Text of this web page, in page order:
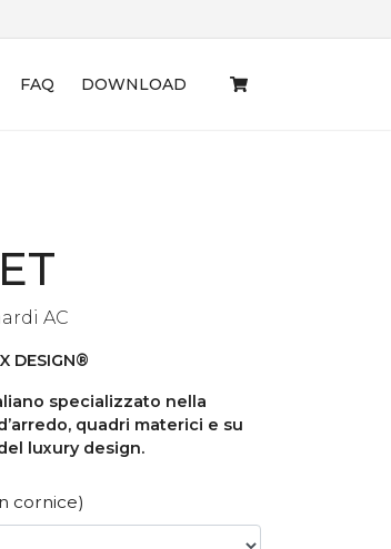
FAQ DOWNLOAD
AC
DESIGN®
specializzato nella
quadri materici e su
luxury design.
cornice)